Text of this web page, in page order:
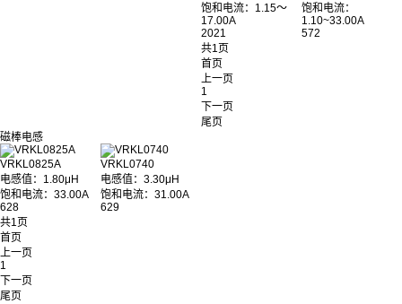
饱和电流：1.15～
17.00A
2021
饱和电流：
1.10~33.00A
572
共1页
首页
上一页
1
下一页
尾页
磁棒电感
VRKL0825A
电感值：1.80μH
饱和电流：33.00A
628
VRKL0740
电感值：3.30μH
饱和电流：31.00A
629
共1页
首页
上一页
1
下一页
尾页